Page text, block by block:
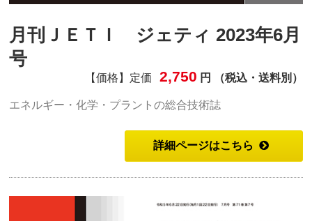
月刊ＪＥＴＩ ジェティ 2023年6月
号
【価格】定価 2,750 円 （税込・送料別）
エネルギー・化学・プラントの総合技術誌
詳細ページはこちら